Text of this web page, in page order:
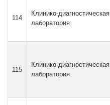
114
Клинико-диагностическая
лаборатория
115
Клинико-диагностическая
лаборатория